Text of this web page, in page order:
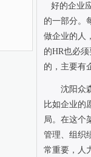
好的企业
的一部分。
做企业的人
的HR也必
的，主要有
沈阳众
比如企业的
局。在这个
管理、组织
常重要，人